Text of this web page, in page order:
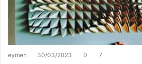
eymen 30/03/2023 0 7